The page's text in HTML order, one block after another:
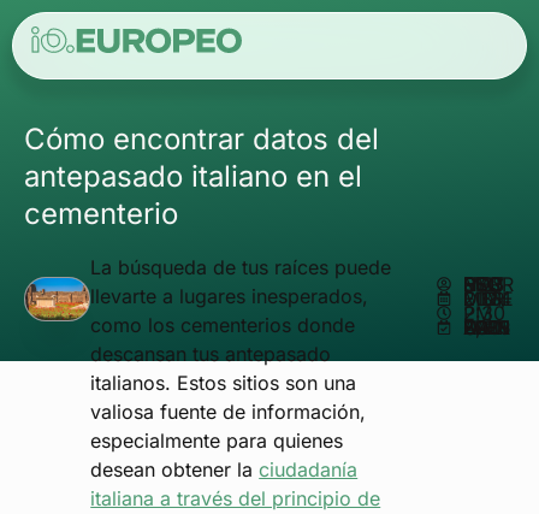
Cómo encontrar datos del
antepasado italiano en el
cementerio
La búsqueda de tus raíces puede
llevarte a lugares inesperados,
como los cementerios donde
descansan tus antepasado
italianos. Estos sitios son una
valiosa fuente de información,
especialmente para quienes
desean obtener laciudadanía
italiana a través del principio de
ESCRITO POR
MATHEUS REIS
DICIEMBRE 16, 2024
2:30 PM
ACTUALIZADO EN FEBRERO 3, 2025